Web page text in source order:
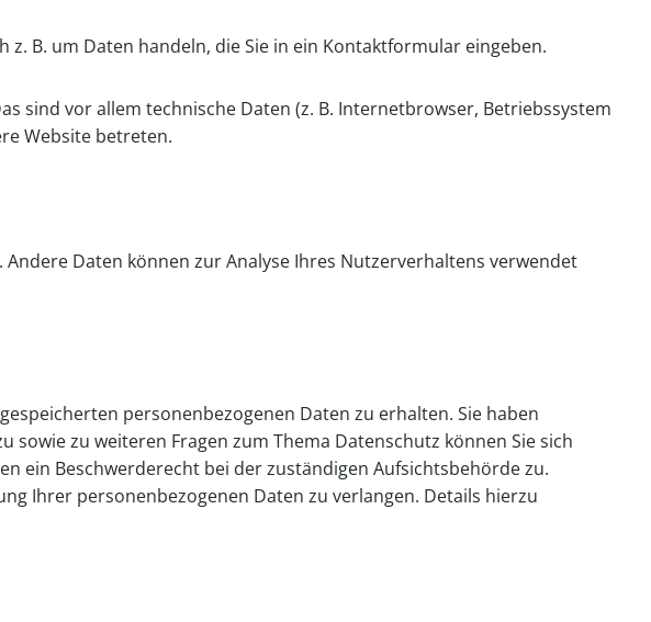
B. um Daten handeln, die Sie in ein Kontaktformular eingeben.
sind vor allem technische Daten (z. B. Internetbrowser, Betriebssystem
Website betreten.
Daten können zur Analyse Ihres Nutzerverhaltens verwendet
personenbezogenen Daten zu erhalten. Sie haben
zu weiteren Fragen zum Thema Datenschutz können Sie sich
ein Beschwerderecht bei der zuständigen Aufsichtsbehörde zu.
Ihrer personenbezogenen Daten zu verlangen. Details hierzu